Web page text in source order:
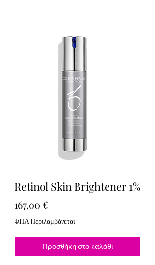
Retinol Skin Brightener 1%
167,00 €
ΦΠΑ Περιλαμβάνεται
Προσθήκη στο καλάθι